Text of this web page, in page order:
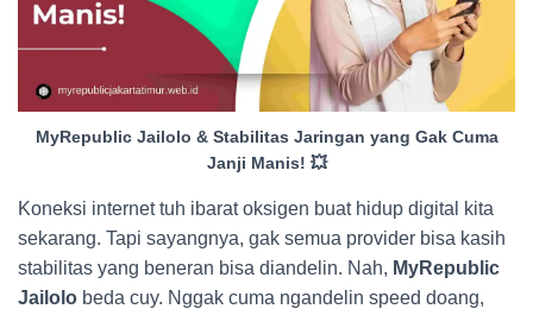
MyRepublic Jailolo & Stabilitas Jaringan yang Gak Cuma
Janji Manis! 💥
Koneksi internet tuh ibarat oksigen buat hidup digital kita
sekarang. Tapi sayangnya, gak semua provider bisa kasih
stabilitas yang beneran bisa diandelin. Nah, MyRepublic
Jailolo beda cuy. Nggak cuma ngandelin speed doang,